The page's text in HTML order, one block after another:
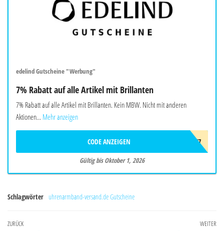
edelind Gutscheine "Werbung"
7% Rabatt auf alle Artikel mit Brillanten
7% Rabatt auf alle Artikel mit Brillanten. Kein MBW. Nicht mit anderen
Aktionen... Mehr anzeigen
DMT7
CODE ANZEIGEN
Gültig bis Oktober 1, 2026
Schlagwörter uhrenarmband-versand.de Gutscheine
Beitragsnavigation
Vorheriger
ZURÜCK WEITER